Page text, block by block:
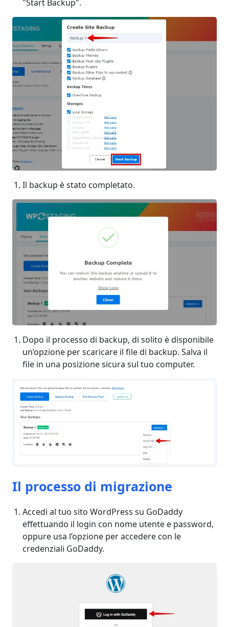
"Start Backup".
Il backup è stato completato.
Dopo il processo di backup, di solito è disponibile
un’opzione per scaricare il file di backup. Salva il
file in una posizione sicura sul tuo computer.
Il processo di migrazione
Accedi al tuo sito WordPress su GoDaddy
effettuando il login con nome utente e password,
oppure usa l’opzione per accedere con le
credenziali GoDaddy.